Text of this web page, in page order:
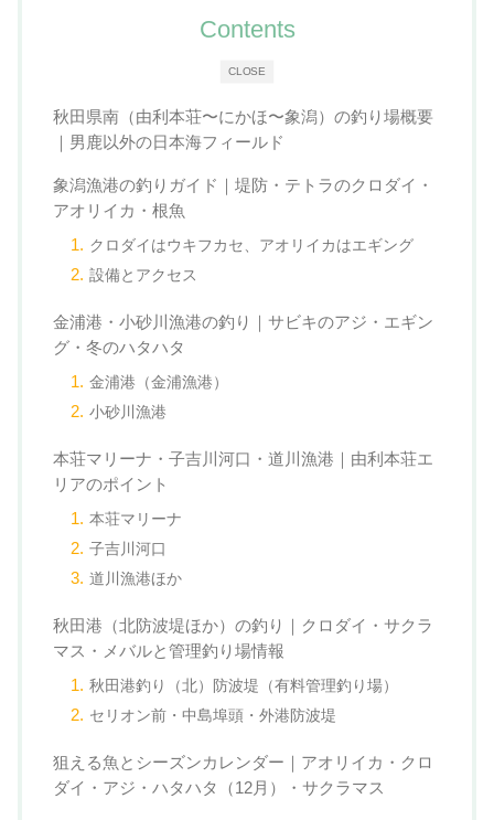
CLOSE
Contents
秋田県南（由利本荘〜にかほ〜象潟）の釣り場概要
｜男鹿以外の日本海フィールド
象潟漁港の釣りガイド｜堤防・テトラのクロダイ・
アオリイカ・根魚
クロダイはウキフカセ、アオリイカはエギング
設備とアクセス
金浦港・小砂川漁港の釣り｜サビキのアジ・エギン
グ・冬のハタハタ
金浦港（金浦漁港）
小砂川漁港
本荘マリーナ・子吉川河口・道川漁港｜由利本荘エ
リアのポイント
本荘マリーナ
子吉川河口
道川漁港ほか
秋田港（北防波堤ほか）の釣り｜クロダイ・サクラ
マス・メバルと管理釣り場情報
秋田港釣り（北）防波堤（有料管理釣り場）
セリオン前・中島埠頭・外港防波堤
狙える魚とシーズンカレンダー｜アオリイカ・クロ
ダイ・アジ・ハタハタ（12月）・サクラマス